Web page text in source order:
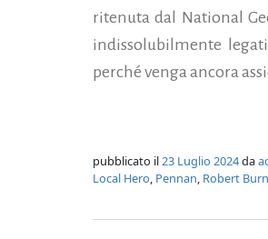
ritenuta dal National
indissolubilmente
perché venga ancora
pubblicato il23 Luglio 2024da
Local Hero, Pennan, Robert